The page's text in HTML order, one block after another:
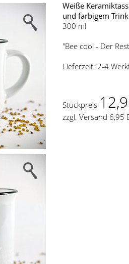
Weiße
und farbigem
300 ml
"Bee cool - Der
Lieferzeit: 2-4
Stückpreis
zzgl. Versand 6,95